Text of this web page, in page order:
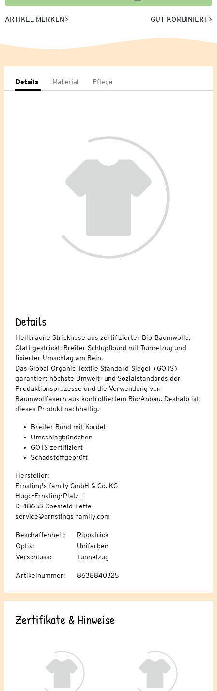
ARTIKEL MERKEN GUT KOMBINIERT
Details Material Pflege
Details
Hellbraune Strickhose aus zertifizierter Bio-Baumwolle.
Glatt gestrickt. Breiter Schlupfbund mit Tunnelzug und
fixierter Umschlag am Bein.
Das Global Organic Textile Standard-Siegel (GOTS)
garantiert höchste Umwelt- und Sozialstandards der
Produktionsprozesse und die Verwendung von
Baumwollfasern aus kontrolliertem Bio-Anbau. Deshalb ist
dieses Produkt nachhaltig.
Breiter Bund mit Kordel
Umschlagbündchen
GOTS zertifiziert
Schadstoffgeprüft
Hersteller:
Ernsting's family GmbH & Co. KG
Hugo-Ernsting-Platz 1
D-48653 Coesfeld-Lette
service@ernstings-family.com
Beschaffenheit:
Rippstrick
Optik:
Unifarben
Verschluss: Tunnelzug
Artikelnummer: 8638840325
Zertifikate & Hinweise